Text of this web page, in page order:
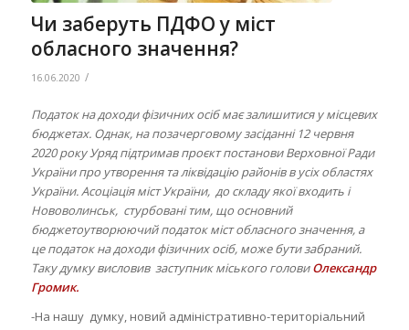
Чи заберуть ПДФО у міст
обласного значення?
16.06.2020 /
Податок на доходи фізичних осіб має залишитися у місцевих
бюджетах. Однак, на позачерговому засіданні 12 червня
2020 року Уряд підтримав проєкт постанови Верховної Ради
України про утворення та ліквідацію районів в усіх областях
України. Асоціація міст України, до складу якої входить і
Нововолинськ, стурбовані тим, що основний
бюджетоутворюючий податок міст обласного значення, а
це податок на доходи фізичних осіб, може бути забраний.
Таку думку висловив заступник міського головиОлександр
Громик.
-На нашу думку, новий адміністративно-територіальний